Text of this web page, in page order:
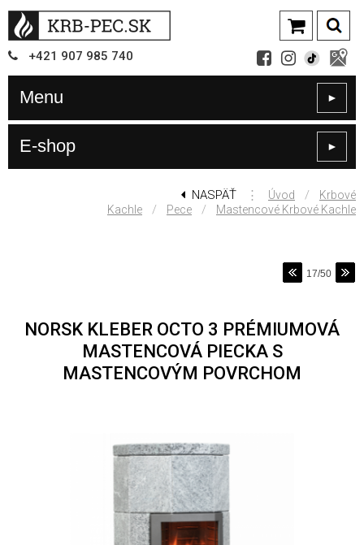
+421 907 985 740
Menu ►
E-shop ►
NASPÄŤ ⋮ Úvod /
Krbové
Kachle
/ Pece / Mastencové Krbové Kachle
17/50
NORSK KLEBER OCTO 3 PRÉMIUMOVÁ
MASTENCOVÁ PIECKA S
MASTENCOVÝM POVRCHOM